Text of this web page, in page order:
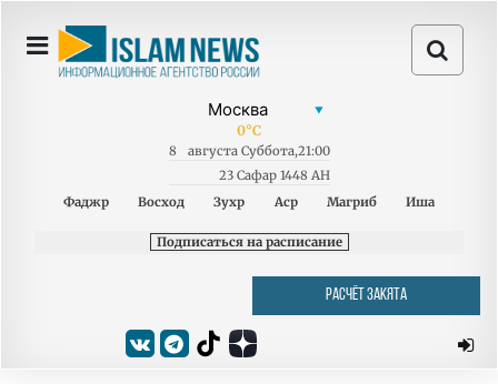
0°C
8 августа Суббота,21:00
23 Сафар 1448 AH
Фаджр
Восход Зухр Аср Магриб Иша
Подписаться на расписание
РАСЧЁТ ЗАКЯТА